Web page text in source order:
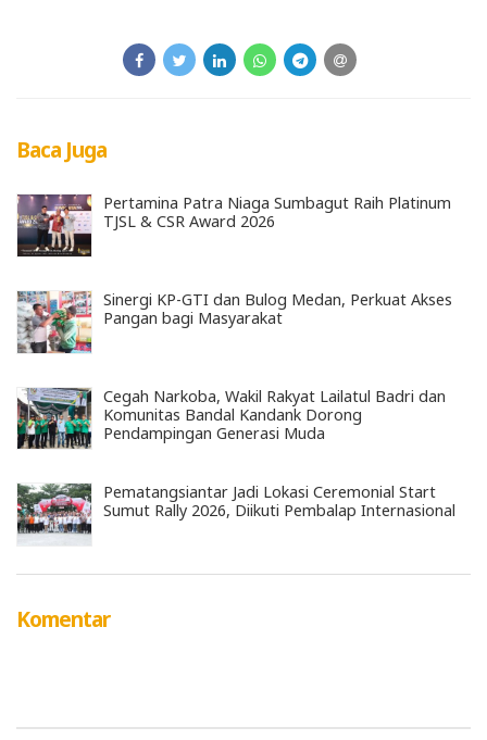
Baca Juga
Pertamina Patra Niaga Sumbagut Raih Platinum
TJSL & CSR Award 2026
Sinergi KP-GTI dan Bulog Medan, Perkuat Akses
Pangan bagi Masyarakat
Cegah Narkoba, Wakil Rakyat Lailatul Badri dan
Komunitas Bandal Kandank Dorong
Pendampingan Generasi Muda
Pematangsiantar Jadi Lokasi Ceremonial Start
Sumut Rally 2026, Diikuti Pembalap Internasional
Komentar